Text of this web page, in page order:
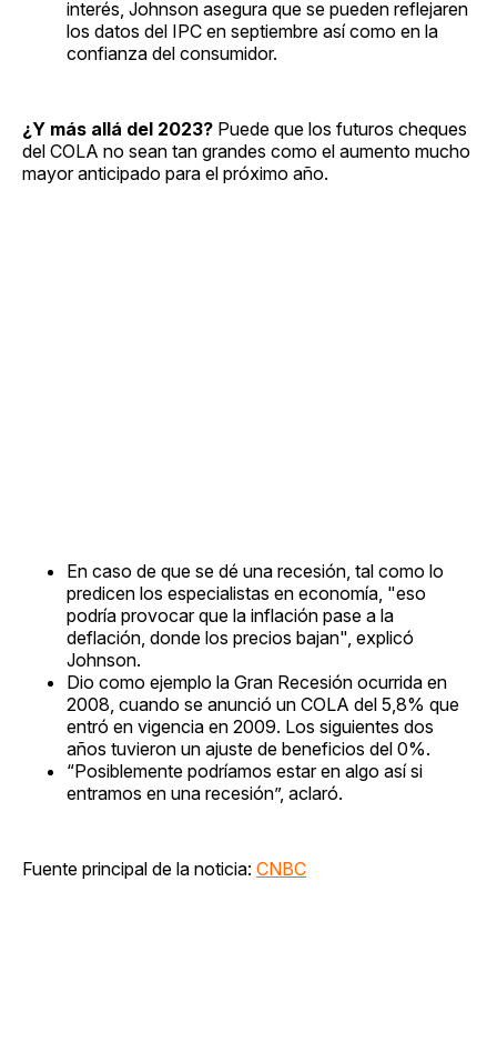
interés, Johnson asegura que se pueden reflejaren
los datos del IPC en septiembre así como en la
confianza del consumidor.
¿Y más allá del 2023? Puede que los futuros cheques
del COLA no sean tan grandes como el aumento mucho
mayor anticipado para el próximo año.
En caso de que se dé una recesión, tal como lo
predicen los especialistas en economía, "eso
podría provocar que la inflación pase a la
deflación, donde los precios bajan", explicó
Johnson.
Dio como ejemplo la Gran Recesión ocurrida en
2008, cuando se anunció un COLA del 5,8% que
entró en vigencia en 2009. Los siguientes dos
años tuvieron un ajuste de beneficios del 0%.
“Posiblemente podríamos estar en algo así si
entramos en una recesión”, aclaró.
Fuente principal de la noticia: CNBC